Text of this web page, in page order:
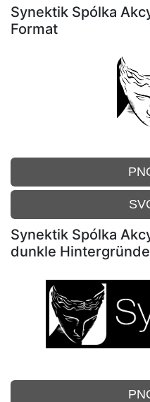
Synektik Spólka
Format
Synektik Spólka
dunkle Hintergründe